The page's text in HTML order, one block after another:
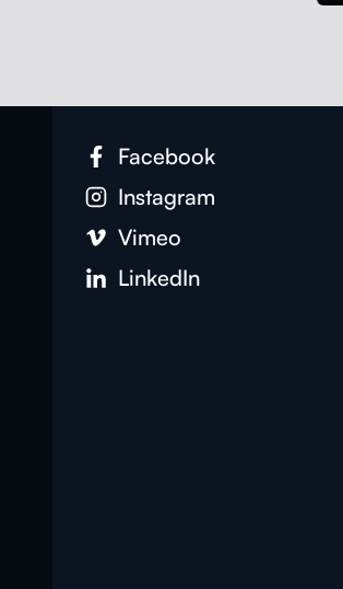
Face­book
Insta­gram
Vimeo
LinkedIn